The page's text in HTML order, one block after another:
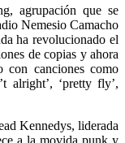
agrupación que se
Nemesio Camacho
ha revolucionado el
de copias y ahora
con canciones como
alright’, ‘pretty fly’,
Kennedys, liderada
a la movida punk y